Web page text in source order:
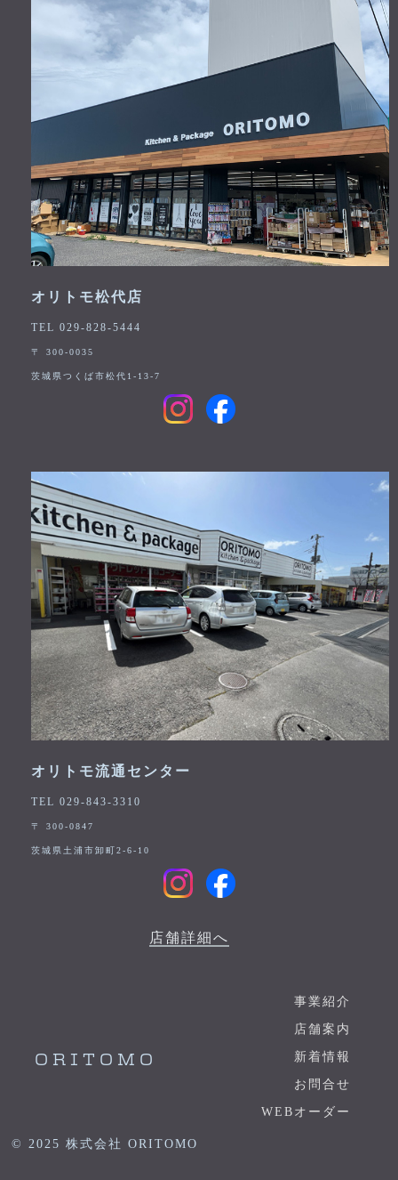
オリトモ松代店
TEL 029-828-5444
〒 300-0035
茨城県つくば市松代1-13-7
オリトモ流通センター
TEL 029-843-3310
〒 300-0847
茨城県土浦市卸町2-6-10
店舗詳細へ
ORITOMO
事業紹介
店舗案内
新着情報
お問合せ
WEBオーダー
© 2025 株式会社 ORITOMO